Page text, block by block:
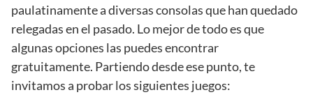
paulatinamente a diversas consolas que han quedado
relegadas en el pasado. Lo mejor de todo es que
algunas opciones las puedes encontrar
gratuitamente. Partiendo desde ese punto, te
invitamos a probar los siguientes juegos: